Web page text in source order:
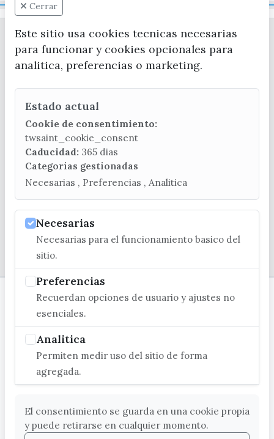
CONTACTA CON LA OFICINA DE TURISMO
(+34) 952 541 104
turismo@velezmalaga.es
C/ Poniente, 2. CP 29740 - Torre del Mar
Cerrar
Este sitio usa cookies tecnicas necesarias
para funcionar y cookies opcionales para
analitica, preferencias o marketing.
Estado actual
Cookie de consentimiento:
twsaint_cookie_consent
Caducidad: 365 dias
Categorias gestionadas
Necesarias , Preferencias , Analitica
Necesarias
Necesarias para el funcionamiento basico del
sitio.
Preferencias
Recuerdan opciones de usuario y ajustes no
esenciales.
Analitica
Permiten medir uso del sitio de forma
agregada.
El consentimiento se guarda en una cookie propia
y puede retirarse en cualquier momento.